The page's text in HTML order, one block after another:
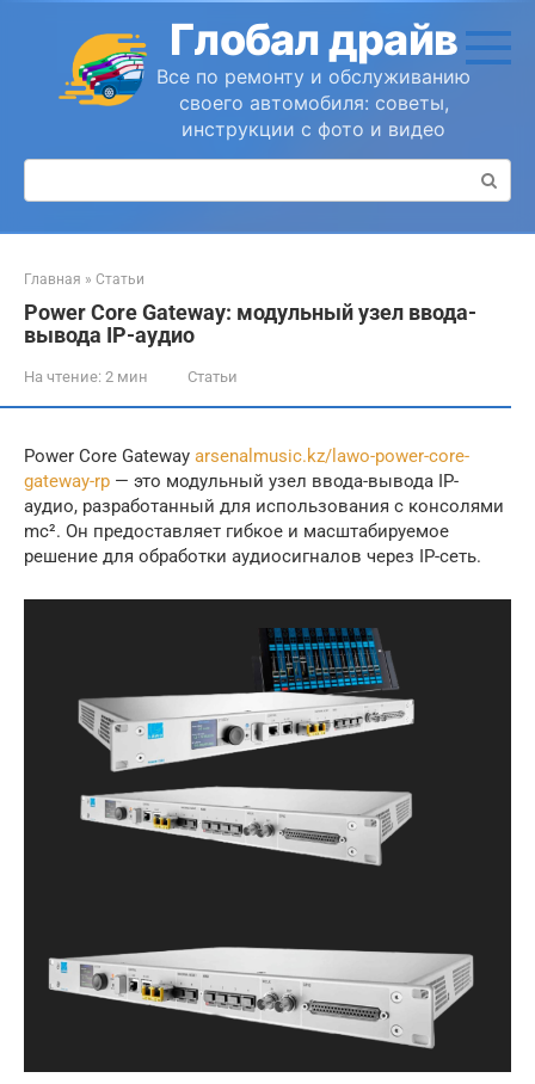
контенту
Глобал драйв
Все по ремонту и обслуживанию
своего автомобиля: советы,
инструкции с фото и видео
Поиск:
Главная » Статьи
Power Core Gateway: модульный узел ввода-
вывода IP-аудио
На чтение: 2 мин Статьи
Power Core Gateway arsenalmusic.kz/lawo-power-core-
gateway-rp — это модульный узел ввода-вывода IP-
аудио, разработанный для использования с консолями
mc². Он предоставляет гибкое и масштабируемое
решение для обработки аудиосигналов через IP-сеть.